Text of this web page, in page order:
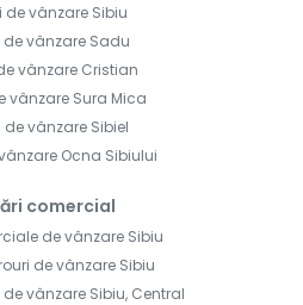
de vânzare Sibiu
de vânzare Sadu
vânzare Cristian
vânzare Sura Mica
de vânzare Sibiel
Ocna Sibiului
comercial
de vânzare Sibiu
de vânzare Sibiu
vânzare Sibiu, Central